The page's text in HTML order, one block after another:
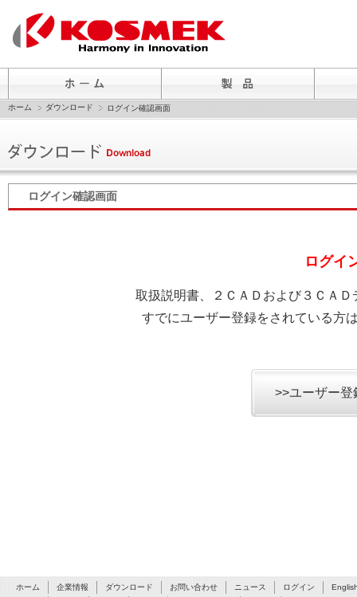
ホーム ダウンロード ログイン確認画面
ログイン確認画面
ログイ
取扱説明書、２ＣＡＤおよび３ＣＡ
すでにユーザー登録をされている方
>>ユーザー
ホーム 企業情報 ダウンロード お問い合わせ ニュース ログイン